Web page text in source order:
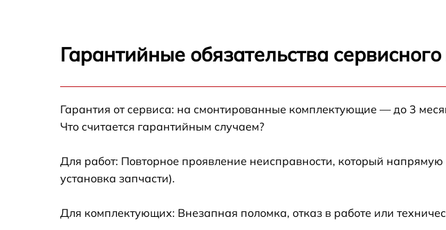
Гарантийные обязательства
Гарантия от сервиса: на смонтированные комплектующие — до 3
Что считается гарантийным случаем?
Для работ: Повторное проявление неисправности, который
установка запчасти).
Для комплектующих: Внезапная поломка, отказ в работе или